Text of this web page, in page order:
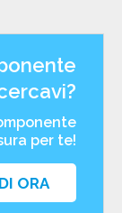
per te!
ORA